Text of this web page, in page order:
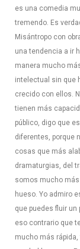
es una comedia
tremendo. Es
Misántropo con
una tendencia a ir
manera mucho
intelectual sin que
crecido con ellos.
tienen más
público, digo que
diferentes, porque
cosas que más
dramaturgias, del
somos mucho
hueso. Yo admiro
que puedes fluir
eso contrario que
mucho más